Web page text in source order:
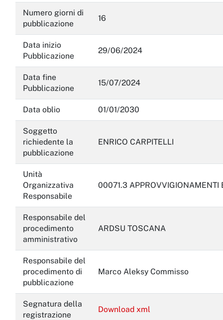
Numero giorni di
pubblicazione
16
Data inizio
Pubblicazione
29/06/2024
Data fine
Pubblicazione
15/07/2024
Data oblio 01/01/2030
Soggetto
richiedente la
pubblicazione
ENRICO CARPITELLI
Unità
Organizzativa
Responsabile
00071.3 APPROVVIGIONAMENTI
Responsabile del
procedimento
amministrativo
ARDSU TOSCANA
Responsabile del
procedimento di
pubblicazione
Marco Aleksy Commisso
Segnatura della
registrazione
Download xml